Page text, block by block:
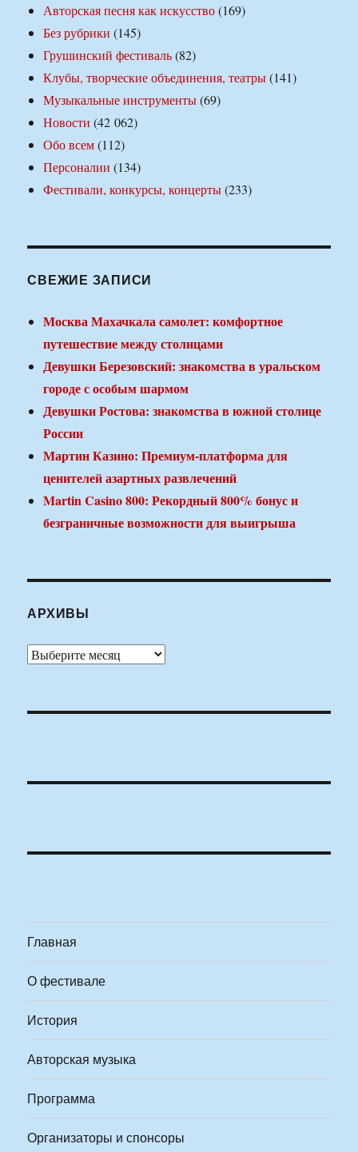
Авторская песня как искусство(169)
Без рубрики (145)
Грушинский фестиваль(82)
Клубы, творческие объединения, театры(141)
Музыкальные инструменты(69)
Новости (42 062)
Обо всем(112)
Персоналии (134)
Фестивали, конкурсы, концерты(233)
СВЕЖИЕ ЗАПИСИ
Москва Махачкала самолет: комфортное
путешествие между столицами
Девушки Березовский: знакомства в уральском
городе с особым шармом
Девушки Ростова: знакомства в южной столице
России
Мартин Казино: Премиум-платформа для
ценителей азартных развлечений
Martin Casino 800: Рекордный 800% бонус и
безграничные возможности для выигрыша
АРХИВЫ
Архивы
Главная
О фестивале
История
Авторская музыка
Программа
Организаторы и спонсоры